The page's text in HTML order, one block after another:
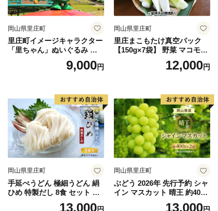
岡山県里庄町
里庄町イメージキャラクター
「里ちゃん」ぬいぐるみ 里
庄町 里ちゃん 9000円9,000円
岡山県里庄町
里庄まこもたけ真空パック
【150g×7袋】 野菜 マコモダ
12,000円
岡山県里庄町
手延べうどん 極細うどん 絹
ひめ 特製だし 8食 セット 詰
め合わせ 細うどん 乾燥うど
13,000円
岡山県里庄町
ぶどう 2026年 先行予約 シャ
イン マスカット 晴王 約400g
×2房 8月下旬～11月下旬発送
13,000円